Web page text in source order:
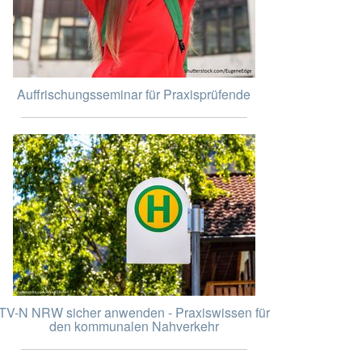
Auffrischungsseminar für Praxisprüfende
N NRW sicher anwenden - Praxiswissen für
den kommunalen Nahverkehr